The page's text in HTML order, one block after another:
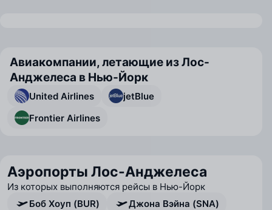
Авиакомпании, летающие из Лос-
Анджелеса в Нью-Йорк
United Airlines
jetBlue
Frontier Airlines
Аэропорты Лос-Анджелеса
Из которых выполняются рейсы в Нью-Йорк
Боб Хоуп (BUR)
Джона Вэйна (SNA)